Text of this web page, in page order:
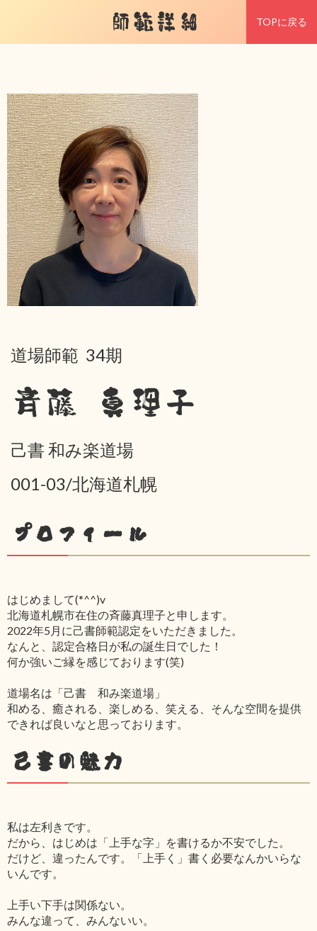
師範詳細 TOPに戻る
道場師範 34期
斉藤 真理子
己書 和み楽道場
001-03/北海道札幌
プロフィール
はじめまして(*^^)v
北海道札幌市在住の斉藤真理子と申します。
2022年5月に己書師範認定をいただきました。
なんと、認定合格日が私の誕生日でした！
何か強いご縁を感じております(笑)
道場名は「己書 和み楽道場」
和める、癒される、楽しめる、笑える、そんな空間を提供
できれば良いなと思っております。
己書の魅力
私は左利きです。
だから、はじめは「上手な字」を書けるか不安でした。
だけど、違ったんです。「上手く」書く必要なんかいらな
いんです。
上手い下手は関係ない。
みんな違って、みんないい。